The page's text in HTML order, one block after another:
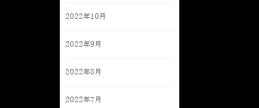
2022年10月
2022年9月
2022年8月
2022年7月